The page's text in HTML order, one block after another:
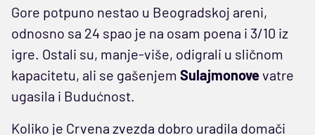
Gore potpuno nestao u Beogradskoj areni,
odnosno sa 24 spao je na osam poena i 3/10 iz
igre. Ostali su, manje-više, odigrali u sličnom
kapacitetu, ali se gašenjem Sulajmonovevatre
ugasila i Budućnost.
Koliko je Crvena zvezda dobro uradila domači